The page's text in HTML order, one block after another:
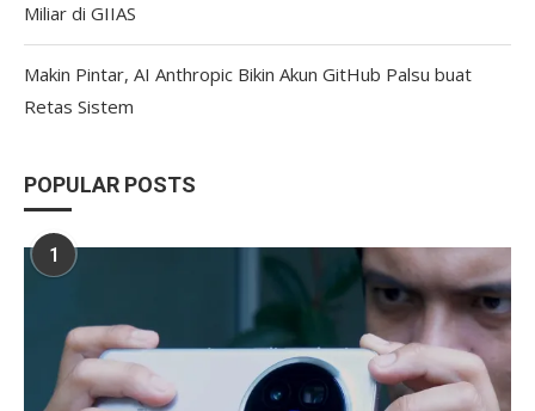
Miliar di GIIAS
Makin Pintar, AI Anthropic Bikin Akun GitHub Palsu buat
Retas Sistem
POPULAR POSTS
1